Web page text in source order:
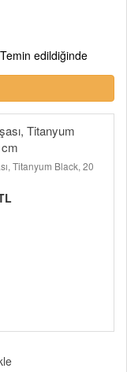
edildiğinde
Titanyum
Titanyum Black, 20